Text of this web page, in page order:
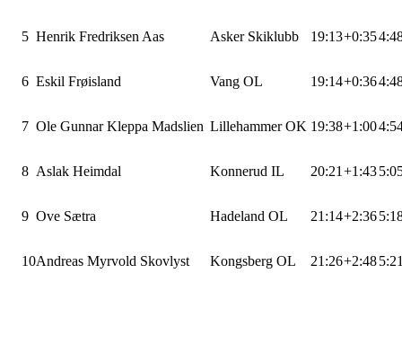
5 Henrik Fredriksen Aas Asker Skiklubb 19:13+0:35
6 Eskil Frøisland Vang OL 19:14+0:36
7 Ole Gunnar Kleppa Madslien Lillehammer OK 19:38+1:00
8 Aslak Heimdal Konnerud IL 20:21 +1:43
9 Ove Sætra Hadeland OL 21:14+2:36
10Andreas Myrvold Skovlyst Kongsberg OL 21:26+2:48